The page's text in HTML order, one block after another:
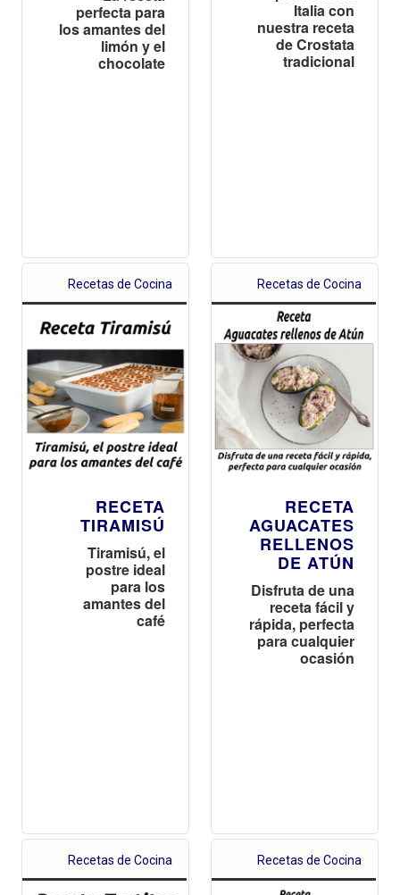
perfecta para
los amantes del
limón y el
chocolate
Italia con
nuestra receta
de Crostata
tradicional
Recetas de Cocina
RECETA
TIRAMISÚ
Tiramisú, el
postre ideal
para los
amantes del
café
Recetas de Cocina
RECETA
AGUACATES
RELLENOS
DE ATÚN
Disfruta de una
receta fácil y
rápida, perfecta
para cualquier
ocasión
Recetas de Cocina Recetas de Cocina